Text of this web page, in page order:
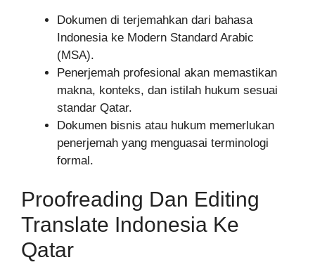
Dokumen di terjemahkan dari bahasa
Indonesia ke Modern Standard Arabic
(MSA).
Penerjemah profesional akan memastikan
makna, konteks, dan istilah hukum sesuai
standar Qatar.
Dokumen bisnis atau hukum memerlukan
penerjemah yang menguasai terminologi
formal.
Proofreading Dan Editing
Translate Indonesia Ke
Qatar